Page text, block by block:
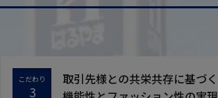
こだわり
3
取引先様との共栄共存に基づく